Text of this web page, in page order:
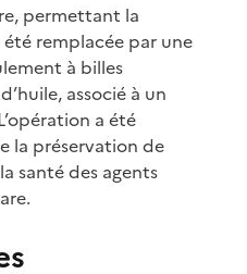
permettant la
remplacée par une
à billes
associé à un
a été
la préservation de
santé des agents